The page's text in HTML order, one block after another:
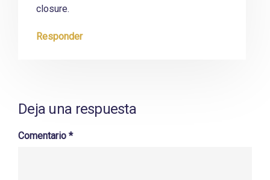
closure.
Responder
Deja una respuesta
Comentario *